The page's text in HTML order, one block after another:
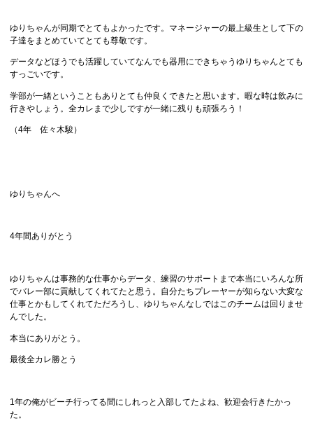
ゆりちゃんが同期でとてもよかったです。マネージャーの最上級生として下の
子達をまとめていてとても尊敬です。
データなどほうでも活躍していてなんでも器用にできちゃうゆりちゃんとても
すっごいです。
学部が一緒ということもありとても仲良くできたと思います。暇な時は飲みに
行きやしょう。全カレまで少しですが一緒に残りも頑張ろう！
（4年 佐々木駿）
ゆりちゃんへ
4年間ありがとう
ゆりちゃんは事務的な仕事からデータ、練習のサポートまで本当にいろんな所
でバレー部に貢献してくれてたと思う。自分たちプレーヤーが知らない大変な
仕事とかもしてくれてただろうし、ゆりちゃんなしではこのチームは回りませ
んでした。
本当にありがとう。
最後全カレ勝とう
1年の俺がビーチ行ってる間にしれっと入部してたよね、歓迎会行きたかっ
た。